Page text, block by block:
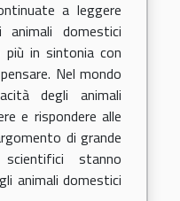
a leggere
domestici
in sintonia con
Nel mondo
degli animali
e rispondere alle
di grande
stanno
animali domestici